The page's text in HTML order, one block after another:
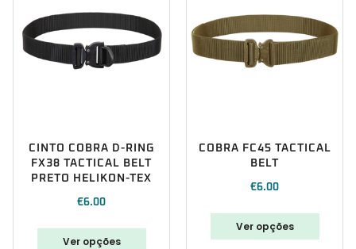
CINTO COBRA D-RING
FX38 TACTICAL BELT
PRETO HELIKON-TEX
€6.00
Ver opções
COBRA FC45 TACTICAL
BELT
€6.00
Ver opções